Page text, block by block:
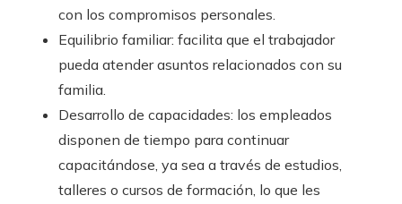
con los compromisos personales.
Equilibrio familiar: facilita que el trabajador
pueda atender asuntos relacionados con su
familia.
Desarrollo de capacidades: los empleados
disponen de tiempo para continuar
capacitándose, ya sea a través de estudios,
talleres o cursos de formación, lo que les